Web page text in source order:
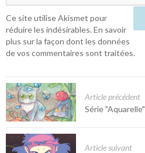
Ce site utilise Akismet pour
réduire les indésirables. En savoir
plus sur la façon dont les données
de vos commentaires sont traitées.
Article précédent
Série "Aquarelle"
Article suivant